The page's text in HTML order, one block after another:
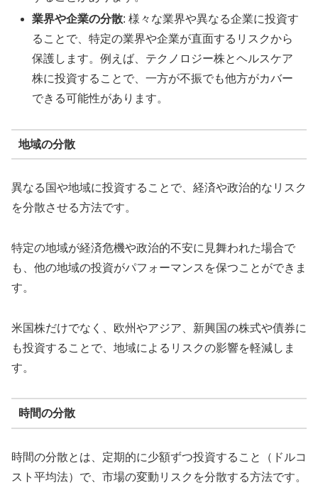
業界や企業の分散: 様々な業界や異なる企業に投資す
ることで、特定の業界や企業が直面するリスクから
保護します。例えば、テクノロジー株とヘルスケア
株に投資することで、一方が不振でも他方がカバー
できる可能性があります。
地域の分散
異なる国や地域に投資することで、経済や政治的なリスク
を分散させる方法です。
特定の地域が経済危機や政治的不安に見舞われた場合で
も、他の地域の投資がパフォーマンスを保つことができま
す。
米国株だけでなく、欧州やアジア、新興国の株式や債券に
も投資することで、地域によるリスクの影響を軽減しま
す。
時間の分散
時間の分散とは、定期的に少額ずつ投資すること（ドルコ
スト平均法）で、市場の変動リスクを分散する方法です。